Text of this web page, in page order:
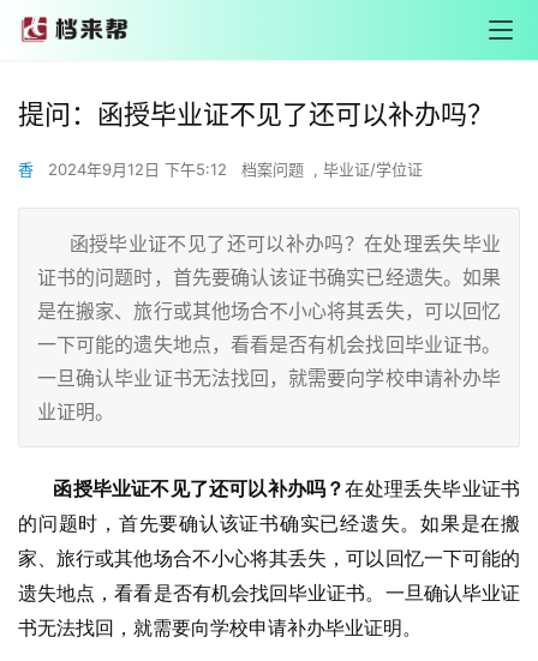
提问：函授毕业证不见了还可以补办吗？
香 2024年9月12日 下午5:12 档案问题 , 毕业证/学位证
函授毕业证不见了还可以补办吗？在处理丢失毕业
证书的问题时，首先要确认该证书确实已经遗失。如果
是在搬家、旅行或其他场合不小心将其丢失，可以回忆
一下可能的遗失地点，看看是否有机会找回毕业证书。
一旦确认毕业证书无法找回，就需要向学校申请补办毕
业证明。
函授毕业证不见了还可以补办吗？在处理丢失毕业证书
的问题时，首先要确认该证书确实已经遗失。如果是在搬
家、旅行或其他场合不小心将其丢失，可以回忆一下可能的
遗失地点，看看是否有机会找回毕业证书。 一旦确认毕业证
书无法找回，就需要向学校申请补办毕业证明。